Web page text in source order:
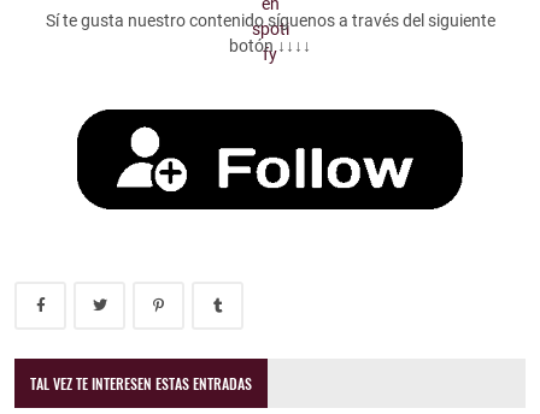
Sí te gusta nuestro contenido síguenos a través del siguiente
botón ↓↓↓↓
TAL VEZ TE INTERESEN ESTAS ENTRADAS